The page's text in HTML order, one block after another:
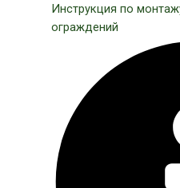
Инструкция по
ограждений